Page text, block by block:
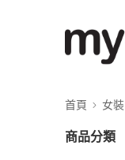
首頁 女裝
商品分類